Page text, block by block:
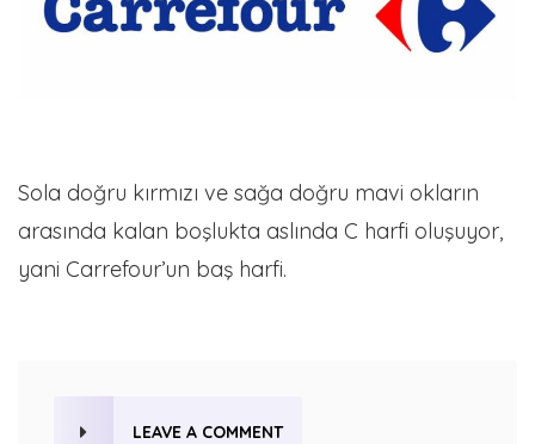
Sola doğru kırmızı ve sağa doğru mavi okların
arasında kalan boşlukta aslında C harfi oluşuyor,
yani Carrefour’un baş harfi.
LEAVE A COMMENT